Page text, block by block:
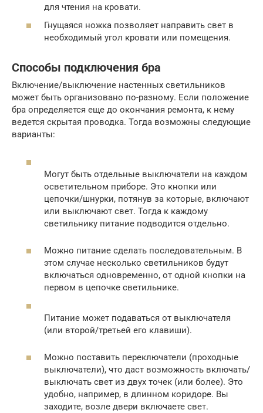
для чтения на кровати.
Гнущаяся ножка позволяет направить свет в
необходимый угол кровати или помещения.
Способы подключения бра
Включение/выключение настенных светильников
может быть организовано по-разному. Если положение
бра определяется еще до окончания ремонта, к нему
ведется скрытая проводка. Тогда возможны следующие
варианты:
Могут быть отдельные выключатели на каждом
осветительном приборе. Это кнопки или
цепочки/шнурки, потянув за которые, включают
или выключают свет. Тогда к каждому
светильнику питание подводится отдельно.
Можно питание сделать последовательным. В
этом случае несколько светильников будут
включаться одновременно, от одной кнопки на
первом в цепочке светильнике.
Питание может подаваться от выключателя
(или второй/третьей его клавиши).
Можно поставить переключатели (проходные
выключатели), что даст возможность включать/
выключать свет из двух точек (или более). Это
удобно, например, в длинном коридоре. Вы
заходите, возле двери включаете свет.